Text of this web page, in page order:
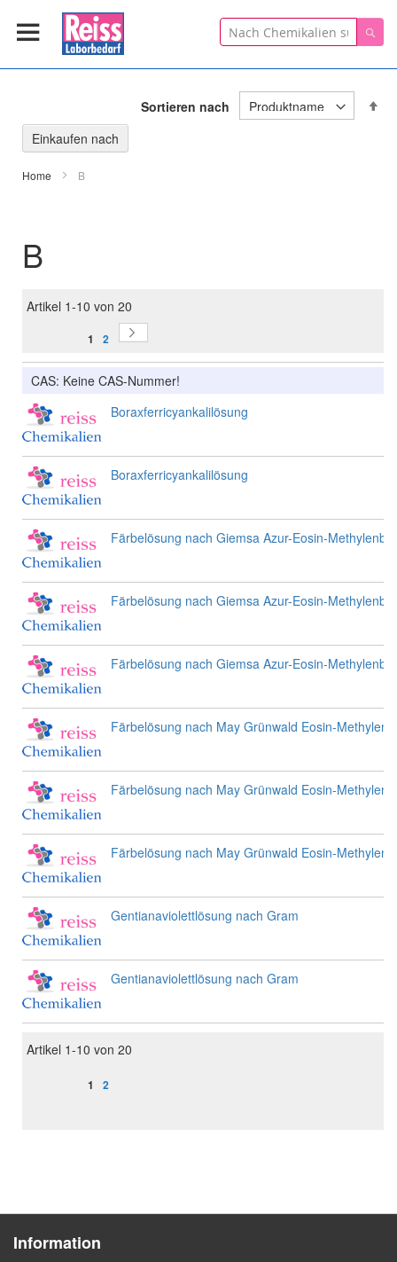
Suche
Home B
B
Artikel 1-10 von 20
Sie lesen gerade Seite
1 Seite
2
Seite
Sortieren nach
CAS: Keine CAS-Nummer!
Boraxferricyankalilösung
Boraxferricyankalilösung
Färbelösung nach Giemsa Azur-Eosin-
Färbelösung nach Giemsa Azur-Eosin-
Färbelösung nach Giemsa Azur-Eosin-
Färbelösung nach May Grünwald Eosin-
Färbelösung nach May Grünwald Eosin-
Färbelösung nach May Grünwald Eosin-
Gentianaviolettlösung nach Gram
Gentianaviolettlösung nach Gram
Artikel 1-10 von 20
1 2
Einkaufen nach
Information